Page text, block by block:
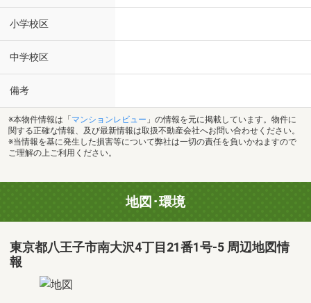
小学校区
中学校区
備考
※本物件情報は「 マンションレビュー 」の情報を元に掲載しています。物件に
関する正確な情報、及び最新情報は取扱不動産会社へお問い合わせください。
※当情報を基に発生した損害等について弊社は一切の責任を負いかねますので
ご理解の上ご利用ください。
地図･環境
東京都八王子市南大沢4丁目21番1号-5 周辺地図情
報